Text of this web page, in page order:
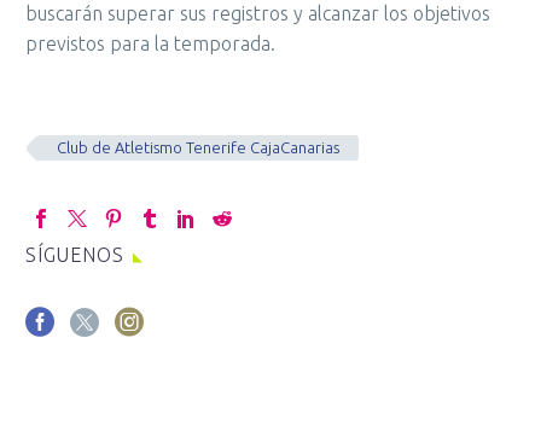
buscarán superar sus registros y alcanzar los objetivos
previstos para la temporada.
Club de Atletismo Tenerife CajaCanarias
SÍGUENOS